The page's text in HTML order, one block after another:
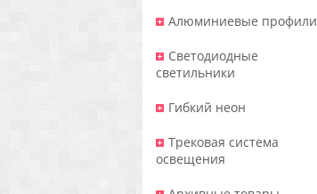
Алюминиевые профили
Светодиодные
светильники
Гибкий неон
Трековая система
освещения